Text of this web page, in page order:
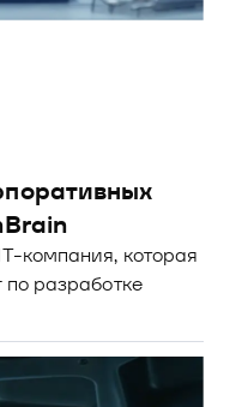
компания, которая
по разработке